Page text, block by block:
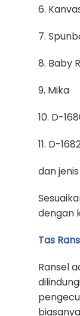
6.
7.
8. Baby
9. Mika
10. D-
11. D-
dan
dengan
Tas
Ransel